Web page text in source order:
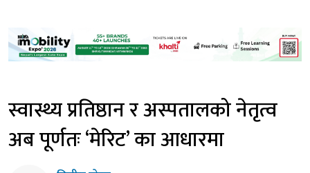
स्वास्थ्य प्रतिष्ठान र अस्पतालको नेतृत्व
अब पूर्णतः ‘मेरिट’ का आधारमा